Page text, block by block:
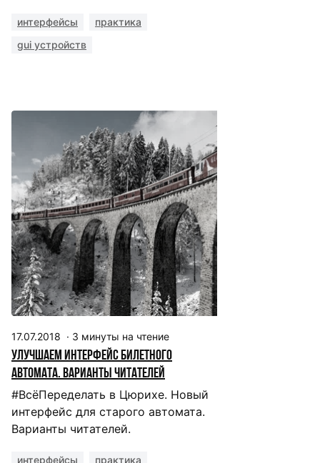
интерфейсы
практика
gui устройств
17.07.2018 · 3 минуты на чтение
Улучшаем интерфейс билетного
автомата. Варианты читателей
#ВсёПеределать в Цюрихе. Новый
интерфейс для старого автомата.
Варианты читателей.
интерфейсы
практика